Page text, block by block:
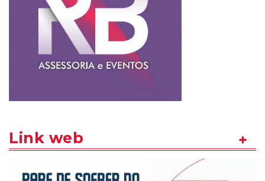
Link web